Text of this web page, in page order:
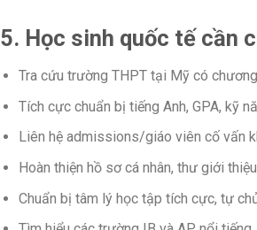
5. Học sinh quốc tế cần
Tra cứu trường THPT tại Mỹ có
Tích cực chuẩn bị tiếng Anh, GPA, kỹ
Liên hệ admissions/giáo viên cố vấn
Hoàn thiện hồ sơ cá nhân, thư giới
Chuẩn bị tâm lý học tập tích cực, tự